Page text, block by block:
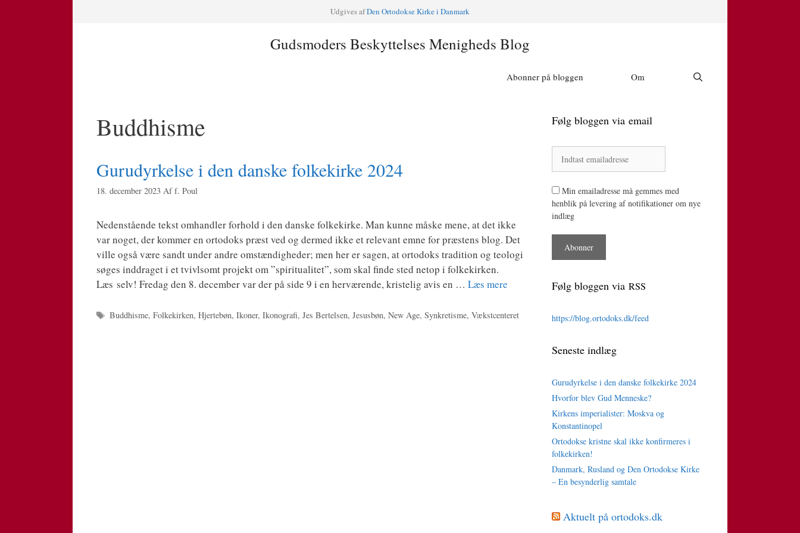
Udgi­ves afDen Orto­dok­se Kir­ke i Danmark
Gudsmoders Beskyttelses Menigheds Blog
Abonner på bloggen Om
Buddhisme
Gurudyrkelse i den danske folkekirke 2024
18. december 2023 Aff. Poul
Neden­stå­en­de tekst omhand­ler for­hold i den dan­ske fol­kekir­ke. Man kun­ne måske mene, at det ikke
var noget, der kom­mer en orto­doks præst ved og der­med ikke et rele­vant emne for præ­stens blog. Det
vil­le også være sandt under andre omstæn­dig­he­der; men her er sagen, at orto­doks tra­di­tion og teo­lo­gi
søges ind­dra­get i et tvivl­s­omt pro­jekt om ”spi­ri­tu­a­li­tet”, som skal fin­de sted net­op i fol­kekir­ken.
Læs selv! Fre­dag den 8. decem­ber var der på side 9 i en her­væ­ren­de, kri­ste­lig avis en … Læs mere
Tags
Buddhisme, Folkekirken, Hjertebøn, Ikoner, Ikonografi, Jes Bertelsen, Jesusbøn, New Age, Synkretisme, Vækstcenteret
Følg bloggen via email
Min emailadresse må gemmes med
henblik på levering af notifikationer om nye
indlæg
Følg bloggen via RSS
https://blog.ortodoks.dk/feed
Seneste indlæg
Gurudyrkelse i den danske folkekirke 2024
Hvorfor blev Gud Menneske?
Kirkens imperialister: Moskva og
Konstantinopel
Ortodokse kristne skal ikke konfirmeres i
folkekirken!
Danmark, Rusland og Den Ortodokse Kirke
– En besynderlig samtale
Aktuelt på ortodoks.dk